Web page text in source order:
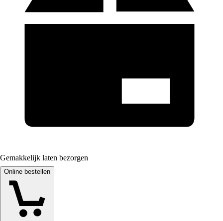
Gemakkelijk laten bezorgen
Online bestellen